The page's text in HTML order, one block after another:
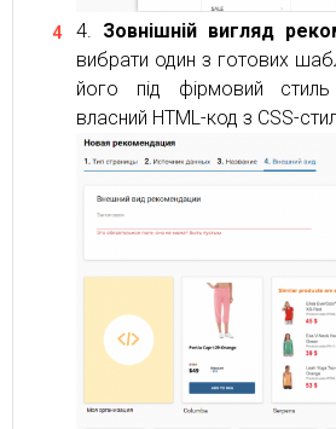
Зовнішній вигляд
вибрати один з готових
його під фірмовий
власний HTML-код з CSS-